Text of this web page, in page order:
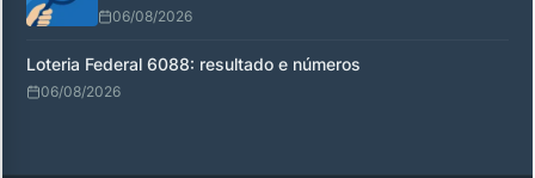
06/08/2026
Loteria Federal 6088: resultado e números
06/08/2026